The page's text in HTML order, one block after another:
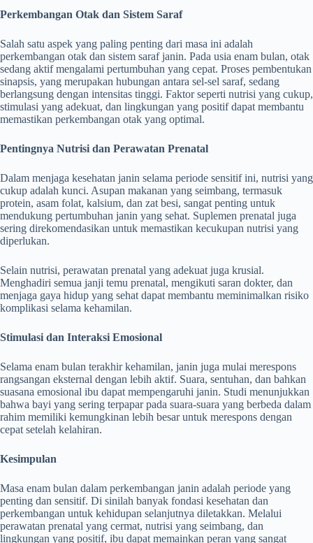
Perkembangan Otak dan Sistem Saraf
Salah satu aspek yang paling penting dari masa ini adalah
perkembangan otak dan sistem saraf janin. Pada usia enam bulan, otak
sedang aktif mengalami pertumbuhan yang cepat. Proses pembentukan
sinapsis, yang merupakan hubungan antara sel-sel saraf, sedang
berlangsung dengan intensitas tinggi. Faktor seperti nutrisi yang cukup,
stimulasi yang adekuat, dan lingkungan yang positif dapat membantu
memastikan perkembangan otak yang optimal.
Pentingnya Nutrisi dan Perawatan Prenatal
Dalam menjaga kesehatan janin selama periode sensitif ini, nutrisi yang
cukup adalah kunci. Asupan makanan yang seimbang, termasuk
protein, asam folat, kalsium, dan zat besi, sangat penting untuk
mendukung pertumbuhan janin yang sehat. Suplemen prenatal juga
sering direkomendasikan untuk memastikan kecukupan nutrisi yang
diperlukan.
Selain nutrisi, perawatan prenatal yang adekuat juga krusial.
Menghadiri semua janji temu prenatal, mengikuti saran dokter, dan
menjaga gaya hidup yang sehat dapat membantu meminimalkan risiko
komplikasi selama kehamilan.
Stimulasi dan Interaksi Emosional
Selama enam bulan terakhir kehamilan, janin juga mulai merespons
rangsangan eksternal dengan lebih aktif. Suara, sentuhan, dan bahkan
suasana emosional ibu dapat mempengaruhi janin. Studi menunjukkan
bahwa bayi yang sering terpapar pada suara-suara yang berbeda dalam
rahim memiliki kemungkinan lebih besar untuk merespons dengan
cepat setelah kelahiran.
Kesimpulan
Masa enam bulan dalam perkembangan janin adalah periode yang
penting dan sensitif. Di sinilah banyak fondasi kesehatan dan
perkembangan untuk kehidupan selanjutnya diletakkan. Melalui
perawatan prenatal yang cermat, nutrisi yang seimbang, dan
lingkungan yang positif, ibu dapat memainkan peran yang sangat